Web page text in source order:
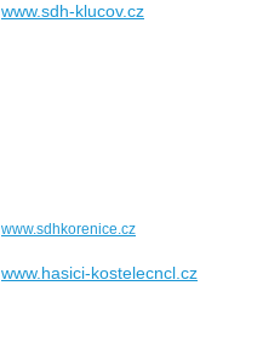
www.sdh-klucov.cz
www.sdhkorenice.cz
www.hasici-kostelecncl.cz